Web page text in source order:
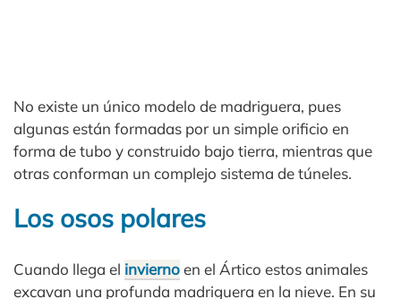
No existe un único modelo de madriguera, pues
algunas están formadas por un simple orificio en
forma de tubo y construido bajo tierra, mientras que
otras conforman un complejo sistema de túneles.
Los osos polares
Cuando llega el inviernoen el Ártico estos animales
excavan una profunda madriguera en la nieve. En su